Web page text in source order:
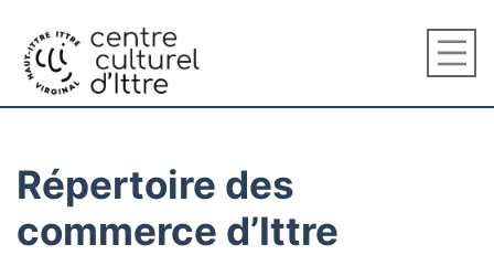
Répertoire des
commerce d’Ittre